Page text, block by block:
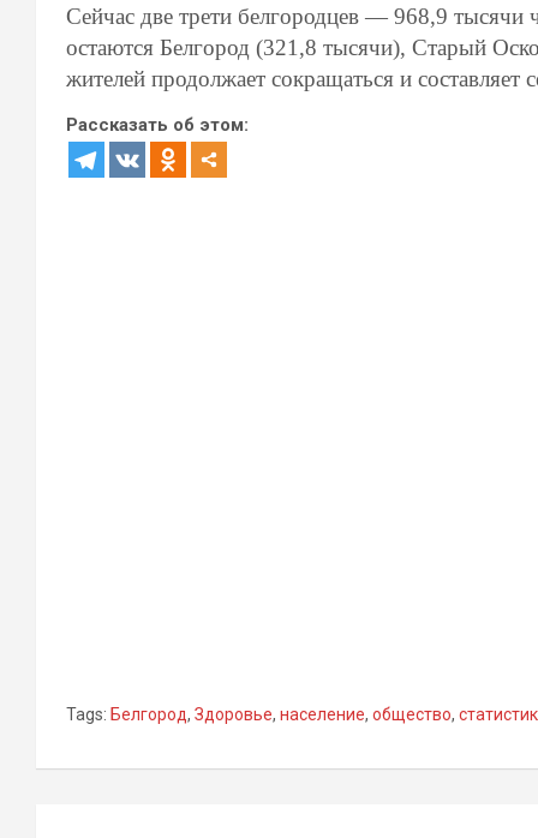
Сейчас две трети белгородцев — 968,9
остаются Белгород (321,8 тысячи), Старый
жителей продолжает сокращаться и
Рассказать об этом:
Tags: Белгород, Здоровье, население, общество,